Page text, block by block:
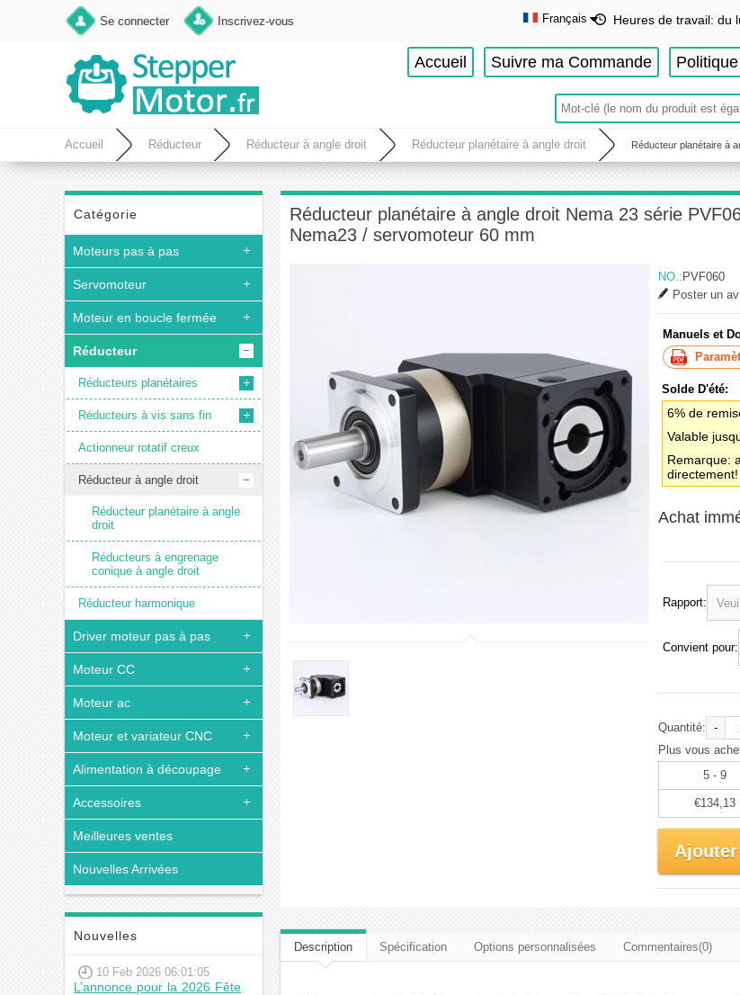
Se connecter Inscrivez-vous
Français
Deutsch
Français
Español
Heures de travail: du
Accueil Suivre ma Commande
Accueil Réducteur Réducteur à angle droit Réducteur planétaire à angle droit Réducteur planétaire à
Catégorie
Moteurs pas à pas
Servomoteur
Moteur en boucle fermée
Réducteur
Réducteurs planétaires
Réducteurs à vis sans fin
Actionneur rotatif creux
Réducteur à angle droit
Réducteur planétaire à angle
droit
Réducteurs à engrenage
conique à angle droit
Réducteur harmonique
Driver moteur pas à pas
Moteur CC
Moteur ac
Moteur et variateur CNC
Alimentation à découpage
Accessoires
Meilleures ventes
Nouvelles Arrivées
Nouvelles
10 Feb 2026 06:01:05
L’annonce pour la 2026 Fête
Réducteur planétaire à angle droit Nema 23 série
Nema23 / servomoteur 60 mm
NO.: PVF060
Poster un
Manuels et
Solde D'été:
6% de
Valable
Remarque:
directement!
Achat
Rapport:
Convient pour:
Quantité: -
Plus vous
5 - 9
€134,13
Description Spécification Options personnalisées Commentaires(0)